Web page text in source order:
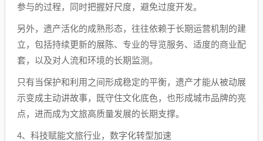
参与的过程，同时把握好尺度，避免过度开发。
另外，遗产活化的成熟形态，往往依赖于长期运营机制的建
立，包括持续更新的展陈、专业的导览服务、适度的商业配
套，以及对人流和环境的长期监测。
只有当保护和利用之间形成稳定的平衡，遗产才能从被动展
示变成主动讲故事，既守住文化底色，也形成城市品牌的亮
点，进而成为文旅高质量发展的长期支撑。
4、科技赋能文旅行业，数字化转型加速